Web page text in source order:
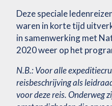
Deze speciale
waren in korte tijd
in samenwerking met
2020 weer op het
N.B.: Voor alle
reisbeschrijving als
voor deze reis. Onderweg